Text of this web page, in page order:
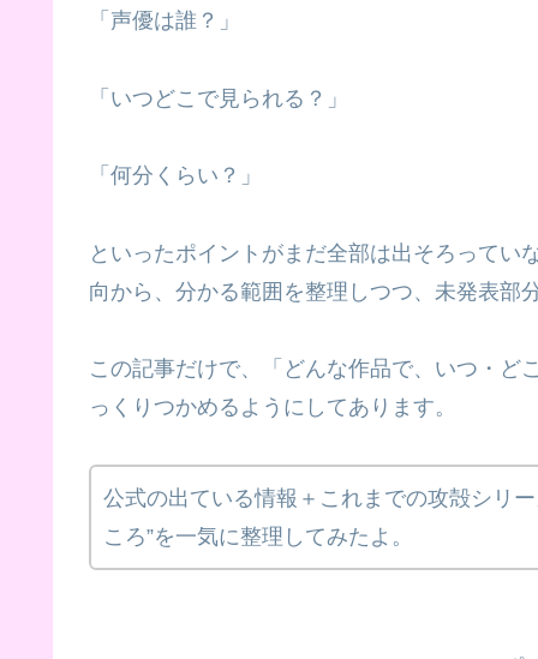
​​「声優は誰？」
「いつどこで見られる？」
「何分くらい？」
といったポイントがまだ全部は出そろってい
向から、分かる範囲を整理しつつ、未発表部
この記事だけで、「どんな作品で、いつ・ど
っくりつかめるようにしてあります。
公式の出ている情報＋これまでの攻殻シリ
ころ”を一気に整理してみたよ。